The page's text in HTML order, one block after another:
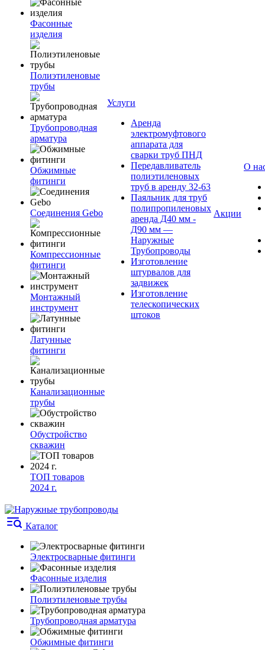
Фасонные
изделия
Полиэтиленовые
трубы
Трубопроводная
арматура
Обжимные
фитинги
Соединения Gebo
Компрессионные
фитинги
Монтажный
инструмент
Латунные
фитинги
Канализационные
трубы
Обустройство
скважин
ТОП товаров
2024 г.
Услуги
Аренда
электромуфтового
аппарата для
сварки труб ПНД
Передавливатель
полиэтиленовых
труб в аренду 32-63
Паяльник для труб
полипропиленовых
аренда Д40 мм -
Д90 мм —
Наружные
Трубопроводы
Изготовление
штурвалов для
задвижек
Изготовление
телескопических
штоков
Акции
О
Каталог
Электросварные фитинги
Фасонные изделия
Полиэтиленовые трубы
Трубопроводная арматура
Обжимные фитинги